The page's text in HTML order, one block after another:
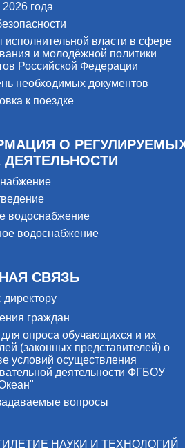
года
исполнительной власти в сфере
и молодёжной политики
Российской Федерации
необходимых документов
к поездке
О
ДЕЯТЕЛЬНОСТИ
водоснабжение
водоснабжение
СВЯЗЬ
директору
граждан
для опроса обучающихся и их
(законных представителей) о
условий осуществления
деятельности ФГБОУ
вопросы
НАУКИ И ТЕХНОЛОГИЙ